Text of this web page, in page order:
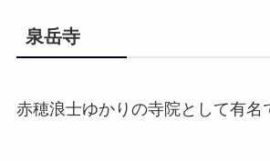
泉岳寺
赤穂浪士ゆかりの寺院として有名